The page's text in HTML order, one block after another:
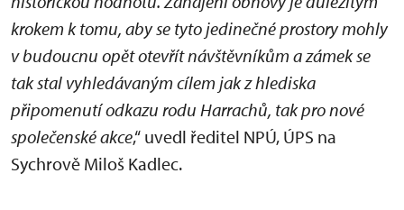
krokem k tomu, aby se tyto jedinečné prostory mohly
v budoucnu opět otevřít návštěvníkům a zámek se
tak stal vyhledávaným cílem jak z hlediska
připomenutí odkazu rodu Harrachů, tak pro nové
společenské akce,“ uvedl ředitel NPÚ, ÚPS na
Sychrově Miloš Kadlec.